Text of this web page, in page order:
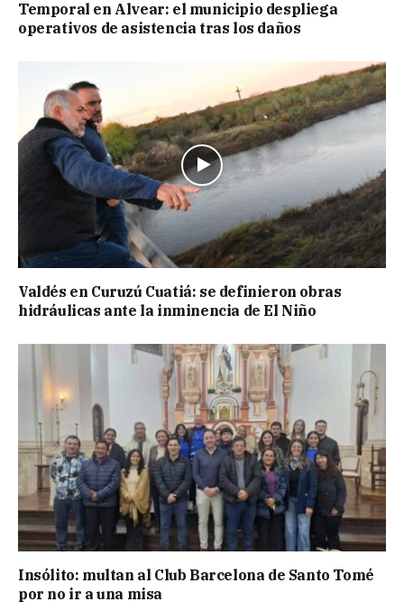
Temporal en Alvear: el municipio despliega
operativos de asistencia tras los daños
Valdés en Curuzú Cuatiá: se definieron obras
hidráulicas ante la inminencia de El Niño
Insólito: multan al Club Barcelona de Santo Tomé
por no ir a una misa